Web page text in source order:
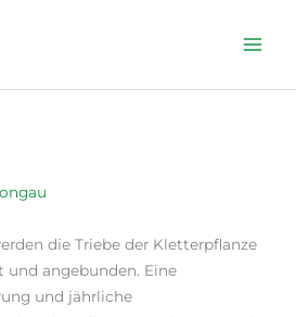
die Triebe der Kletterpflanze
angebunden. Eine
und jährliche